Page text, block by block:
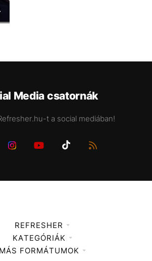
Media csatornák
t a social mediában!
REFRESHER
Médiaajánlat
KATEGÓRIÁK
Zene
MÁS FORMÁTUMOK